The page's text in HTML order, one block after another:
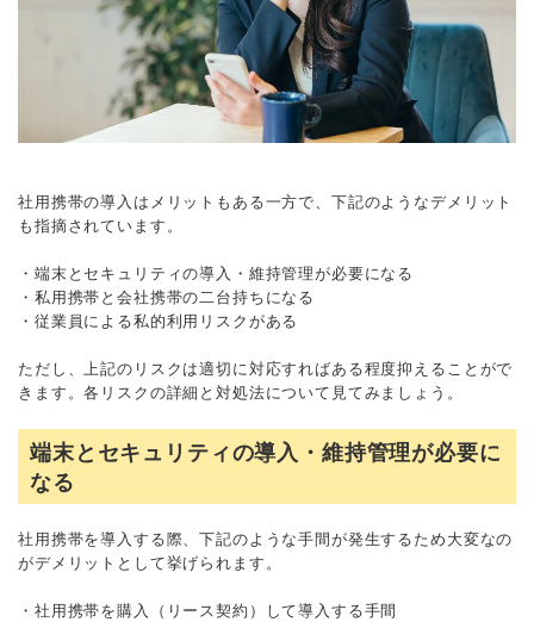
社用携帯の導入はメリットもある一方で、下記のようなデメリット
も指摘されています。
・端末とセキュリティの導入・維持管理が必要になる
・私用携帯と会社携帯の二台持ちになる
・従業員による私的利用リスクがある
ただし、上記のリスクは適切に対応すればある程度抑えることがで
きます。各リスクの詳細と対処法について見てみましょう。
端末とセキュリティの導入・維持管理が必要に
なる
社用携帯を導入する際、下記のような手間が発生するため大変なの
がデメリットとして挙げられます。
・社用携帯を購入（リース契約）して導入する手間